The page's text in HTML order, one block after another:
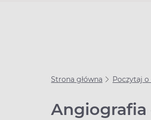
Strona główna Poczytaj
Angiografia